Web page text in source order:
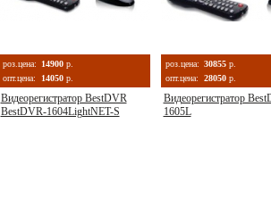
роз.цена: 14900 р.
опт.цена:
14050 р.
Видеорегистратор BestDVR
BestDVR-1604LightNET-S
роз.цена: 30855 р.
опт.цена:
28050 р.
Видеорегистратор
1605L